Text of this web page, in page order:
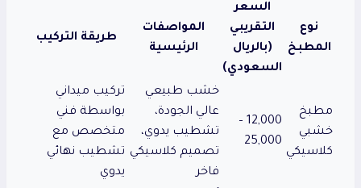
نوع
المطبخ
السعر
التقريبي
(بالريال
السعودي)
المواصفات
الرئيسية
طريقة التركيب
مطبخ
خشبي
كلاسيكي
12,000 –
25,000
خشب طبيعي
عالي الجودة،
تشطيب يدوي،
تصميم كلاسيكي
فاخر
تركيب ميداني
بواسطة فني
متخصص مع
تشطيب نهائي
يدوي